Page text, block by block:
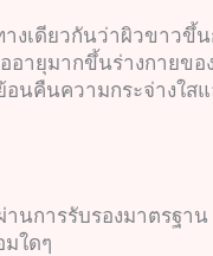
งเดียวกันว่าผิวขาวขึ้
อายุมากขึ้นร่างกายข
คืนความกระจ่างใสแ
การรับรองมาตรฐาน
ใดๆ